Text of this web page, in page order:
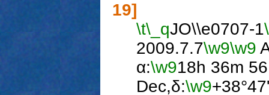
19]
\t\_qJO\\e0707-1
2009.7.7\w9\w9
α:\w918h 36m
Dec,δ:\w9+38°47'